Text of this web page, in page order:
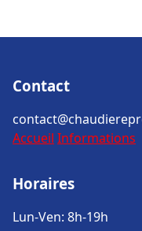
Contact
Accueil Informations
Horaires
Lun-Ven: 8h-19h